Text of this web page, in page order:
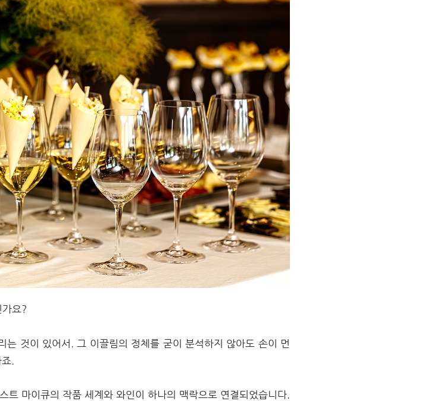
요?
것이 있어서. 그 이끌림의 정체를 굳이 분석하지 않아도 손이 먼
.
트 마이큐의 작품 세계와 와인이 하나의 맥락으로 연결되었습니다.